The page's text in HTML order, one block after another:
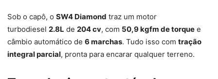
Sob o capô, o SW4 Diamond traz um motor
turbodiesel 2.8L de 204 cv, com 50,9 kgfm de torque e
câmbio automático de 6 marchas. Tudo isso com tração
integral parcial, pronta para encarar qualquer terreno.